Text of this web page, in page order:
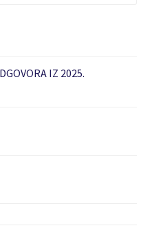
IZ 2025.